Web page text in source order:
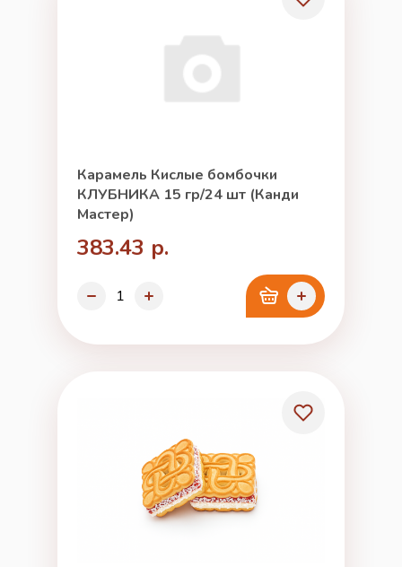
Карамель Кислые бомбочки
КЛУБНИКА 15 гр/24 шт (Канди
Мастер)
383.43 р.